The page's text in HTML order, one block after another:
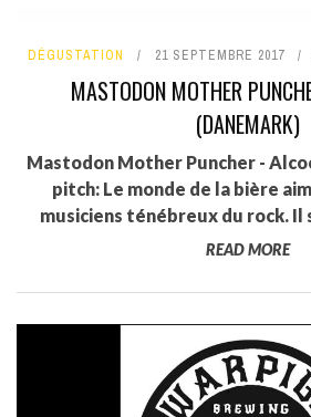
DÉGUSTATION 21 SEPTEMBRE 2017
MASTODON MOTHER
(DANEMARK)
Mastodon Mother Puncher -
pitch: Le monde de la bière
musiciens ténébreux du rock. Il
READ MORE